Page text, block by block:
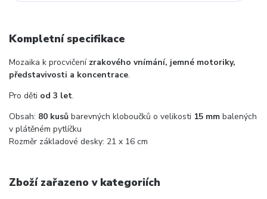
Kompletní specifikace
Mozaika k procvičení zrakového vnímání, jemné motoriky,
představivosti a koncentrace.
Pro děti od 3 let.
Obsah: 80 kusů barevných kloboučků o velikosti 15 mm balených
v plátěném pytlíčku
Rozměr základové desky: 21 x 16 cm
Zboží zařazeno v kategoriích